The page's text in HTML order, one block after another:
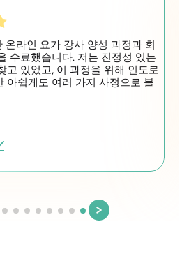
라인 요가 강사 양성 과정과 회
수료했습니다. 저는 진정성 있는
고 있었고, 이 과정을 위해 인도로
아쉽게도 여러 가지 사정으로 불